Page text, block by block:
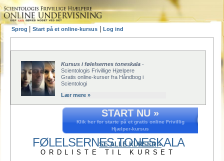
Sprog Start på et online-kursus Log ind
Kursus i følelsernes toneskala -
Scientologis Frivillige Hjælpere
Gratis online-kurser fra Håndbog i
Scientologi
Lær mere »
START NU »
Klik her for starte på et gratis online Frivillig
Hjælper-kursus
SE ALLE KURSER »
FØLELSERNES TONESKALA
ORDLISTE TIL KURSET